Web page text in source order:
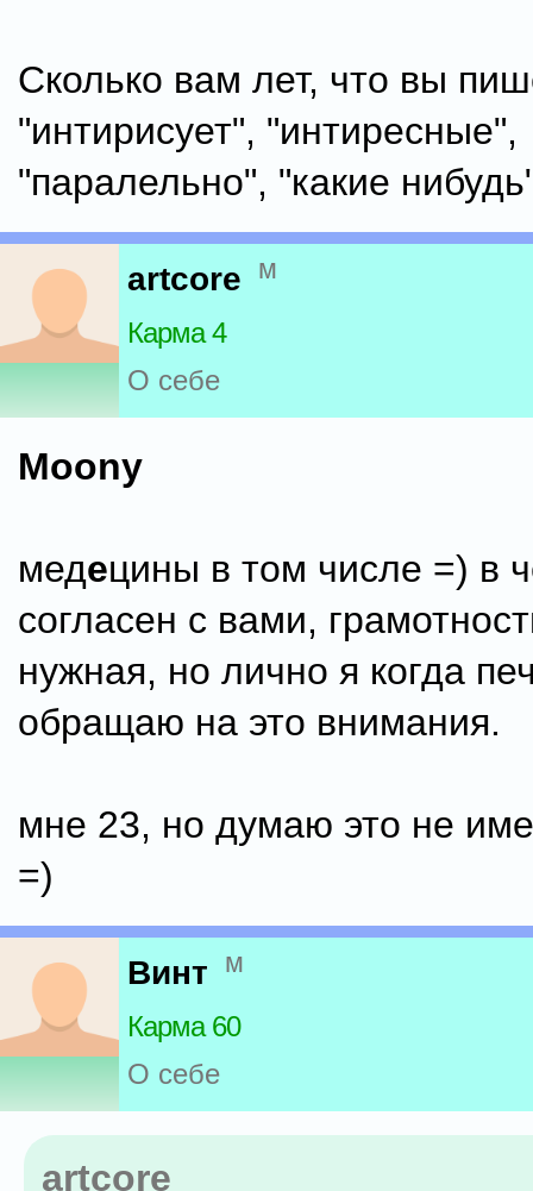
Сколько вам лет, что вы
"интирисует", "интиресные",
"паралельно", "какие
artcore м
Карма 4
О себе
Moony
медецины в том числе =) в
согласен с вами,
нужная, но лично я когда
обращаю на это внимания.
мне 23, но думаю это не
=)
Винт м
Карма 60
О себе
artcore